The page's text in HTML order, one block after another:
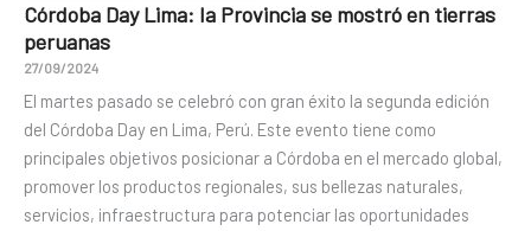
Córdoba Day Lima: la Provincia se mostró en tierras
peruanas
27/09/2024
El martes pasado se celebró con gran éxito la segunda edición
del Córdoba Day en Lima, Perú. Este evento tiene como
principales objetivos posicionar a Córdoba en el mercado global,
promover los productos regionales, sus bellezas naturales,
servicios, infraestructura para potenciar las oportunidades